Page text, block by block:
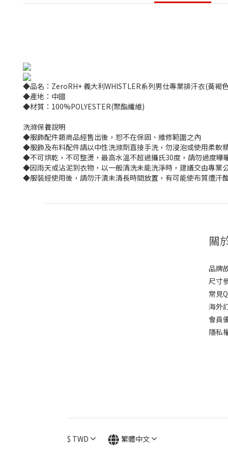
◆品名：ZeroRH+ 義大利WHISTLER系列男仕專業排汗衣(黃褐
◆產地：中國
◆材質：100%POLYESTER(聚酯纖維)
洗滌保養說明
◆服飾配件類商品經售出後，恕不在保固、維修範圍之內
◆服飾及布料配件請以中性洗滌劑直接手洗，勿浸泡或使用柔軟
◆不可烘乾，不可整燙，最高水溫不超過攝氏30度，請勿過度曝
◆因雨天或沾泥到衣物，以一般清洗未能洗淨時，建議交由專業
◆服裝經使用後，請勿汗漬未清長時間放置，有可能使布質遭汗
關
品牌
尺寸
常見
海外
會員
隱私
$ TWD 繁體中文